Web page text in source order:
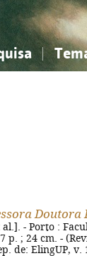
- Porto :
p. ; 24 cm. -
de: ElingUP, v.